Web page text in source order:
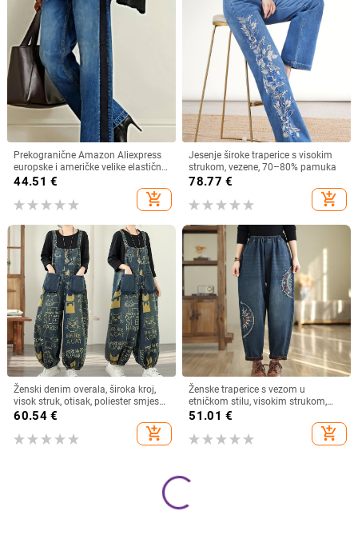
Prekogranične Amazon Aliexpress
europske i američke velike elastične
ravne traperice srednjeg struka
spojene kontrastne boje traper
hlače za žene
44.51 €
add_shopping_cart
Jesenje široke traperice s visokim
strukom, vezene, 70–80% pamuka
78.77 €
add_shopping_cart
Ženski denim overala, široka kroj,
visok struk, otisak, poliester smjesa
30–50%, proljeće 2026
60.54€
add_shopping_cart
Ženske traperice s vezom u
etničkom stilu, visokim strukom,
širokim krojem, harém hlače, plus
51.01 €
add_shopping_cart